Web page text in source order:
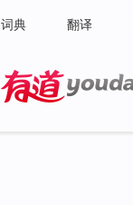
词典 翻译